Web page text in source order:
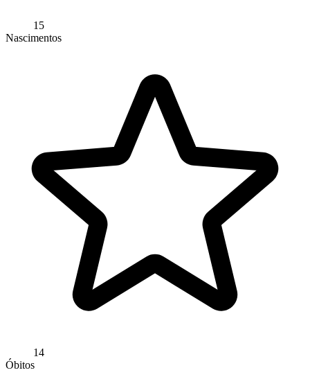
15
Nascimentos
14
Óbitos